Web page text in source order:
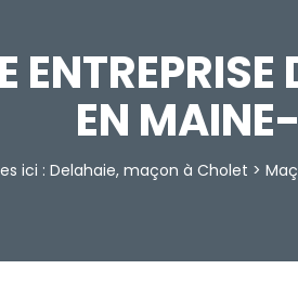
EN
ici : Delahaie, maçon à Cholet >